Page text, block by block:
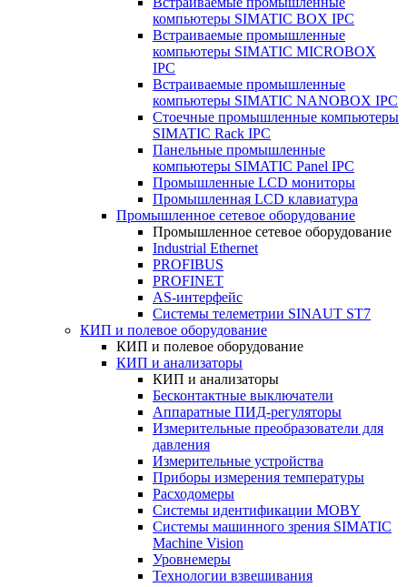
компьютеры SIMATIC BOX IPC
Встраиваемые промышленные
компьютеры SIMATIC MICROBOX
IPC
Встраиваемые промышленные
компьютеры SIMATIC NANOBOX IPC
Стоечные промышленные компьютеры
SIMATIC Rack IPC
Панельные промышленные
компьютеры SIMATIC Panel IPC
Промышленные LCD мониторы
Промышленная LCD клавиатура
Промышленное сетевое оборудование
Промышленное сетевое оборудование
Industrial Ethernet
PROFIBUS
PROFINET
AS-интерфейс
Системы телеметрии SINAUT ST7
КИП и полевое оборудование
КИП и полевое оборудование
КИП и анализаторы
КИП и анализаторы
Бесконтактные выключатели
Аппаратные ПИД-регуляторы
Измерительные преобразователи для
давления
Измерительные устройства
Приборы измерения температуры
Расходомеры
Системы идентификации MOBY
Системы машинного зрения SIMATIC
Machine Vision
Уровнемеры
Технологии взвешивания